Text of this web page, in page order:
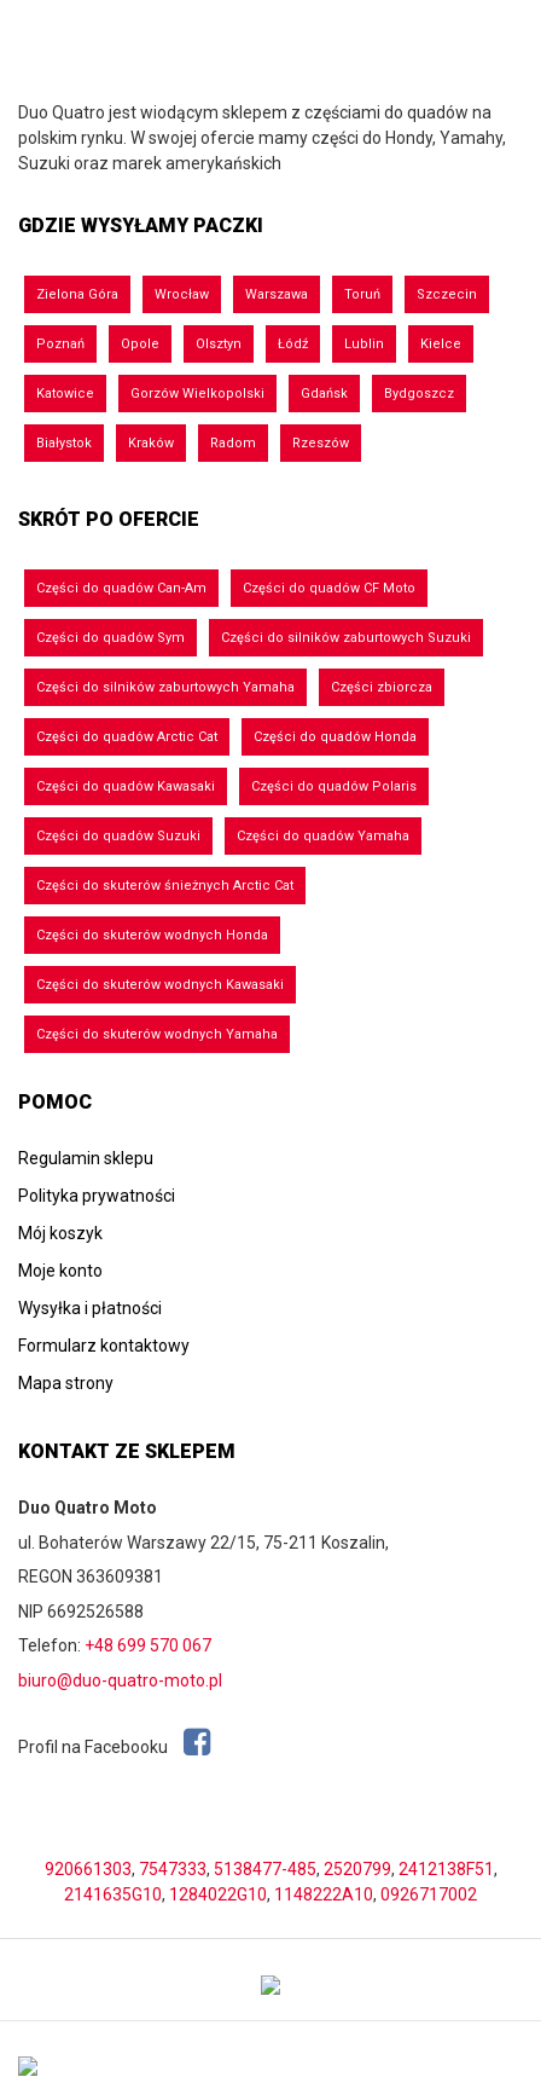
Duo Quatro jest wiodącym sklepem z częściami do quadów na
polskim rynku. W swojej ofercie mamy części do Hondy, Yamahy,
Suzuki oraz marek amerykańskich
GDZIE WYSYŁAMY PACZKI
Zielona Góra Wrocław Warszawa Toruń Szczecin
Poznań Opole Olsztyn Łódź Lublin Kielce
Katowice Gorzów Wielkopolski Gdańsk Bydgoszcz
Białystok Kraków Radom Rzeszów
SKRÓT PO OFERCIE
Części do quadów Can-Am Części do quadów CF Moto
Części do quadów Sym Części do silników zaburtowych Suzuki
Części do silników zaburtowych Yamaha Części zbiorcza
Części do quadów Arctic Cat Części do quadów Honda
Części do quadów Kawasaki Części do quadów Polaris
Części do quadów Suzuki Części do quadów Yamaha
Części do skuterów śnieżnych Arctic Cat
Części do skuterów wodnych Honda
Części do skuterów wodnych Kawasaki
Części do skuterów wodnych Yamaha
POMOC
Regulamin sklepu
Polityka prywatności
Mój koszyk
Moje konto
Wysyłka i płatności
Formularz kontaktowy
Mapa strony
KONTAKT ZE SKLEPEM
Duo Quatro Moto
ul. Bohaterów Warszawy 22/15, 75-211 Koszalin,
REGON 363609381
NIP 6692526588
Telefon: +48 699 570 067
biuro@duo-quatro-moto.pl
Profil na Facebooku
920661303, 7547333, 5138477-485, 2520799, 2412138F51,
2141635G10, 1284022G10, 1148222A10, 0926717002